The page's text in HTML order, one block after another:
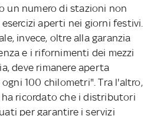
un numero di stazioni non
aperti nei giorni festivi.
invece, oltre alla garanzia
e i rifornimenti dei mezzi
deve rimanere aperta
100 chilometri". Tra l'altro,
ricordato che i distributori
per garantire i servizi